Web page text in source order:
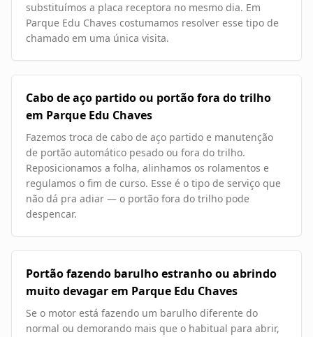
substituímos a placa receptora no mesmo dia. Em
Parque Edu Chaves costumamos resolver esse tipo de
chamado em uma única visita.
Cabo de aço partido ou portão fora do trilho
em Parque Edu Chaves
Fazemos troca de cabo de aço partido e manutenção
de portão automático pesado ou fora do trilho.
Reposicionamos a folha, alinhamos os rolamentos e
regulamos o fim de curso. Esse é o tipo de serviço que
não dá pra adiar — o portão fora do trilho pode
despencar.
Portão fazendo barulho estranho ou abrindo
muito devagar em Parque Edu Chaves
Se o motor está fazendo um barulho diferente do
normal ou demorando mais que o habitual para abrir,